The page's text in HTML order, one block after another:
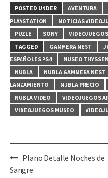
POSTED UNDER AVENTURA
PLAYSTATION
NOTICIAS
PUZLE
SONY
VIDEOJUEGOS
TAGGED
GAMMERA NEST
ESPAÑOLES PS4
MUSEO
NUBLA
NUBLA GAMMERA NEST
LANZAMIENTO
NUBLA PRECIO
NUBLA VIDEO
VIDEOJUEGOS
VIDEOJUEGOS MUSEO
Post
navigation
Plano Detalle Noches de
Sangre